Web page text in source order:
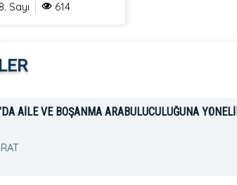
Sayı 614
AİLE VE BOŞANMA ARABULUCULUĞUNA